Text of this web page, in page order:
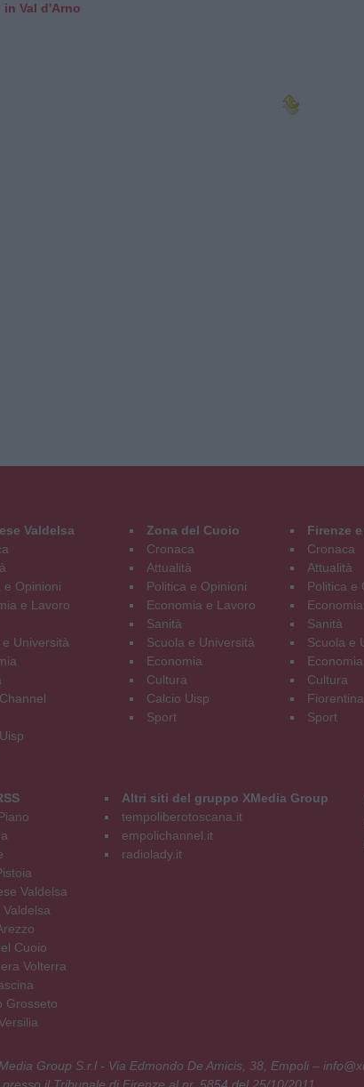
Val d'Arno
Valdelsa
e Opinioni
e Lavoro
e Università
Zona del Cuoio
Cronaca
Attualità
Politica e Opinioni
Economia e Lavoro
Sanità
Scuola e Università
Economia
Cultura
Calcio Uisp
Sport
Firenze
Cronaca
Attualità
Politica e
Sanità
Scuola e
Economia
Cultura
Fiorentina
Sport
Valdelsa
Valdelsa
Cuoio
Volterra
Grosseto
Altri siti del gruppo XMedia Group
tempoliberotoscana.it
empolichannel.it
radiolady.it
Group S.r.l - Via Edmondo De Amicis, 38, Empoli –